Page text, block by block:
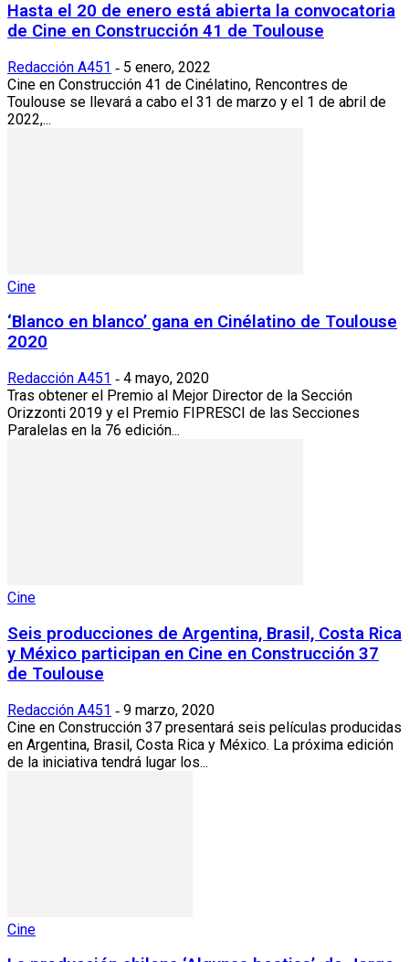
Hasta el 20 de enero está abierta la convocatoria
de Cine en Construcción 41 de Toulouse
Redacción A451 - 5 enero, 2022
Cine en Construcción 41 de Cinélatino, Rencontres de
Toulouse se llevará a cabo el 31 de marzo y el 1 de abril de
2022,...
Cine
‘Blanco en blanco’ gana en Cinélatino de Toulouse
2020
Redacción A451 - 4 mayo, 2020
Tras obtener el Premio al Mejor Director de la Sección
Orizzonti 2019 y el Premio FIPRESCI de las Secciones
Paralelas en la 76 edición...
Cine
Seis producciones de Argentina, Brasil, Costa Rica
y México participan en Cine en Construcción 37
de Toulouse
Redacción A451 - 9 marzo, 2020
Cine en Construcción 37 presentará seis películas producidas
en Argentina, Brasil, Costa Rica y México. La próxima edición
de la iniciativa tendrá lugar los...
Cine